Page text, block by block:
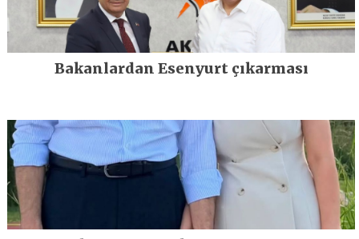
Bakanlardan Esenyurt çıkarması